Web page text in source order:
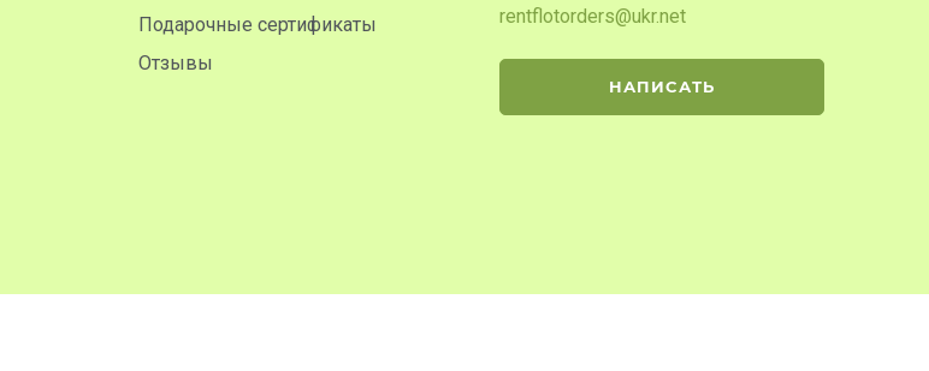
Подарочные сертификаты
Отзывы
rentflotorders@ukr.net
НАПИСАТЬ